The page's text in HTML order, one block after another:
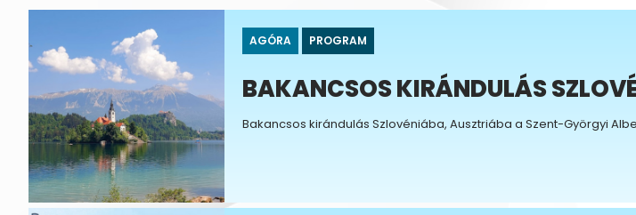
AGÓRA PROGRAM
BAKANCSOS KIRÁNDULÁS
Bakancsos kirándulás Szlovéniába, Ausztriába a Szent-Györgyi